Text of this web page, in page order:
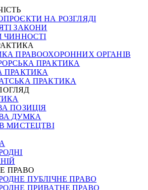
НА РОЗГЛЯДІ
ЗАКОНИ
ЧИННОСТІ
ПРАВООХОРОННИХ ОРГАНІВ
ПРАКТИКА
ПРАКТИКА
ПРАКТИКА
ПОЗИЦІЯ
ДУМКА
МИСТЕЦТВІ
ПРАВО
ПУБЛІЧНЕ ПРАВО
ПРИВАТНЕ ПРАВО